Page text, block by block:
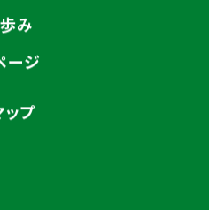
み
ージ
ップ